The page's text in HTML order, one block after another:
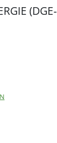
(DGE-